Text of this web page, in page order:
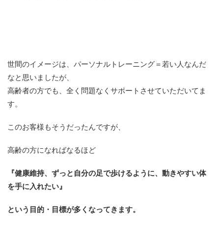
世間のイメージは、パーソナルトレーニング＝若い人なんだ
なと思いましたが、
高齢者の方でも、全く問題なくサポートさせていただいてま
す。
このお客様もそうだったんですが、
高齢の方になればなるほど
『健康維持、ずっと自分の足で歩けるように、動きやすい体
を手に入れたい』
という目的・目標が多くなってきます。